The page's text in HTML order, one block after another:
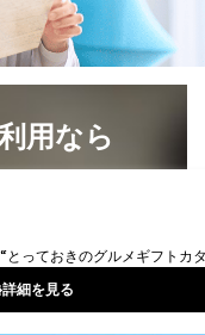
用なら
題！